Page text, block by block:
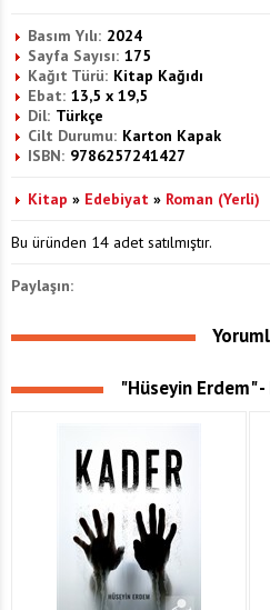
Basım Yılı: 2024
Sayfa Sayısı: 175
Kağıt Türü: Kitap Kağıdı
Ebat: 13,5 x 19,5
Dil: Türkçe
Cilt Durumu: Karton Kapak
ISBN: 9786257241427
Kitap » Edebiyat » Roman (Yerli)
Bu üründen 14 adet satılmıştır.
Paylaşın:
"Hüseyin Erdem"